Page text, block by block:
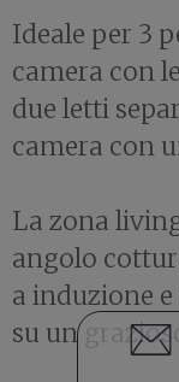
Ideale per 3
camera con
due letti
camera con
La zona
angolo
a induzione
su un